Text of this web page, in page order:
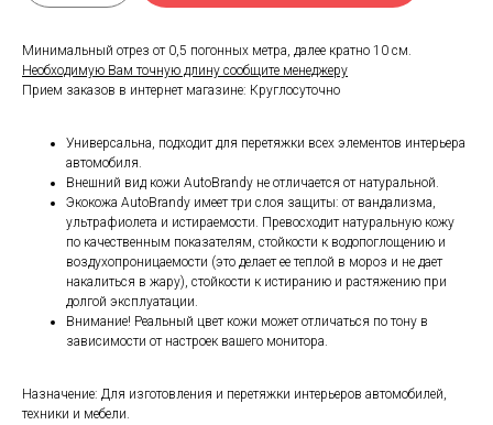
Минимальный отрез от 0,5 погонных метра, далее кратно 10 см.
Необходимую Вам точную длину сообщите менеджеру
Прием заказов в интернет магазине: Круглосуточно
Универсальна, подходит для перетяжки всех элементов интерьера
автомобиля.
Внешний вид кожи AutoBrandy не отличается от натуральной.
Экокожа AutoBrandy имеет три слоя защиты: от вандализма,
ультрафиолета и истираемости. Превосходит натуральную кожу
по качественным показателям, стойкости к водопоглощению и
воздухопроницаемости (это делает ее теплой в мороз и не дает
накалиться в жару), стойкости к истиранию и растяжению при
долгой эксплуатации.
Внимание! Реальный цвет кожи может отличаться по тону в
зависимости от настроек вашего монитора.
Назначение: Для изготовления и перетяжки интерьеров автомобилей,
техники и мебели.